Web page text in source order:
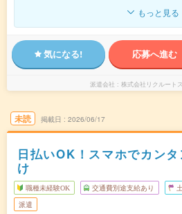
もっと見る
気になる! 応募へ進む
派遣会社 株式会社リクルート
未読 掲載日 2026/06/17
日払いOK！スマホでカン
け
職種未経験OK 交通費別途支給あり
派遣